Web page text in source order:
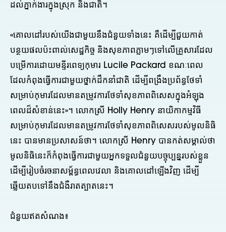
ដល់ភ្នាក់ងារក្នុងស្រុក និងជាតិ។
«គោលដៅរបស់យើងជាមួយនឹងជំនួយទាំងនេះ គឺដើម្បីជួយកាត់
បន្ថយផលប៉ះពាល់សេដ្ឋកិច្ច និងសុខភាពភ្លាមៗទៅលើគ្រួសារដែល
បម្រើការដោយមន្ទីរពេទ្យកុមារ Lucile Packard ខណៈពេល
ដែលកំពុងធ្វើការជាមួយថ្នាក់ដឹកនាំជាតិ ដើម្បីពង្រឹងប្រព័ន្ធថែទាំ
សម្រាប់កុមារដែលមានតម្រូវការថែទាំសុខភាពពិសេសក្នុងអំឡុង
ពេលដ៏សំខាន់នេះ»។ លោកស្រី Holly Henry នាយិកាកម្មវិធី
សម្រាប់កុមារដែលមានតម្រូវការថែទាំសុខភាពពិសេសរបស់មូលនិធិ
នេះ បានមានប្រសាសន៍ថា។ លោកស្រី Henry បានកត់សម្គាល់ថា
មូលនិធិនេះក៏កំពុងធ្វើការជាមួយអ្នកទទួលជំនួយបច្ចុប្បន្នរបស់ខ្លួន
ដើម្បីរៀបចំរចនាសម្ព័ន្ធពេលវេលា និងគោលដៅឡើងវិញ ដើម្បី
ឆ្លើយតបទៅនឹងជំងឺរាតត្បាតនេះ។
ជំនួយឥតសំណង៖